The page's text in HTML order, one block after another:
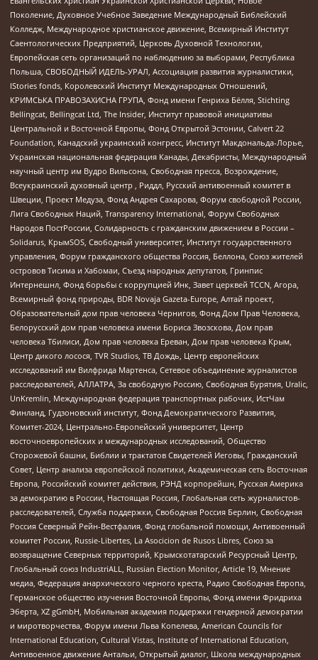
Поколение, Духовное Учебное Заведение Международный Библейский
Колледж, Международное христианское движение, Всемирный Институт
Саентологических Предприятий, Церковь Духовной Технологии,
Европейская сеть организаций по наблюдению за выборами, Республика
Польша, СВОБОДНЫЙ ИДЕЛЬ-УРАЛ, Ассоциация развития журналистики,
IStories fonds, Королевский Институт Международных Отношений,
КРИМСЬКА ПРАВОЗАХИСНА ГРУПА, Фонд имени Генриха Бёлля, Stichting
Bellingcat, Bellingcat Ltd, The Insider, Институт правовой инициативы
Центральной и Восточной Европы, Фонд Открытой Эстонии, Calvert 22
Foundation, Канадский украинский конгресс, Институт Макдональда-Лорье,
Украинская национальная федерация Канады, Декабристы, Международный
научный центр им Вудро Вильсона, Свободная пресса, Возрождение,
Всеукраинский духовный центр , Риддл, Русский антивоенный комитет в
Швеции, Проект Медуза, Фонд Андрея Сахарова, Форум свободной России,
Лига Свободных Наций, Transparеncy International, Форум Свободных
Народов ПостРоссии, Солидарность с гражданским движением в России –
Solidarus, КрымSOS, Свободный университет, Институт государственного
управления, Форум гражданского общества Россия, Беллона, Союз жителей
островов Тисима и Хабомаи, Съезд народных депутатов, Гринпис
Интернешнл, Фонд борьбы с коррупцией Инк, Завет церквей TCCN, Агора,
Всемирный фонд природы, BDR Novaja Gazeta-Europe, Алтай проект,
Образовательный дом прав человека Чернигов, Фонд Дом Прав Человека,
Белорусский дом прав человека имени Бориса Звозскова, Дом прав
человека Тбилиси, Дом прав человека Ереван, Дом прав человека Крым,
Центр дикого лосося, TVR Studios, ТВ Дождь, Центр европейских
исследований им Вилфрида Мартенса, Сетевое объединение журналистов
расследователей, АЛЛАТРА, За свободную Россию, Свободная Бурятия, Uralic,
UnKremlin, Международная федерация транспортных рабочих, ИстЧам
Финланд, Гудзоновский институт, Фонд Демократического Развития,
Комитет-2024, Центрально-Европейский университет, Центр
восточноевропейских и международных исследований, Общество
Сторожевой башни, Библии и трактатов Свидетелей Иеговы, Гражданский
Совет, Центр анализа европейской политики, Академическая сеть Восточная
Европа, Российский комитет действия, РЭНД корпорейшн, Русская Америка
за демократию в России, Настоящая Россия, Глобальная сеть журналистов-
расследователей, Служба поддержки, Свободная Россия Берлин, Свободная
Россия Северный Рейн-Вестфалия, Фонд глобальной помощи, Антивоенный
комитет России, Russie-Libertes, La Asocicion de Rusos Libres, Союз за
возвращение Северных территорий, Крымскотатарский Ресурсный Центр,
Глобальный союз IndustriALL, Russian Election Monitor, Article 19, Мнение
медиа, Федерация анархического черного креста, Радио Свободная Европа,
Германское общество изучения Восточной Европы, Фонд имени Фридриха
Эберта, XZ gGmbH, Мобильная академия поддержки гендерной демократии
и миротворчества, Форум имени Льва Копелева, American Councils for
International Education, Cultural Vistas, Institute of International Education,
Антивоенное движение Антальи, Открытый диалог, Школа международных